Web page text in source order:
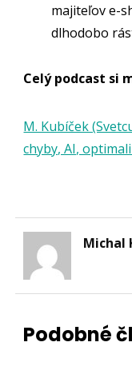
majiteľov e-
dlhodobo
Celý podcast si
M. Kubíček
chyby, AI,
Michal
Podobné